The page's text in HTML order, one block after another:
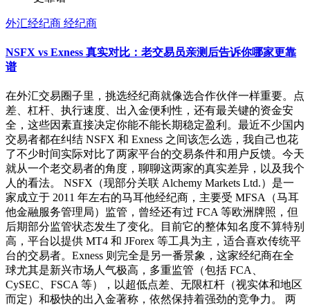
外汇经纪商 经纪商
NSFX vs Exness 真实对比：老交易员亲测后告诉你哪家更靠
谱
在外汇交易圈子里，挑选经纪商就像选合作伙伴一样重要。点
差、杠杆、执行速度、出入金便利性，还有最关键的资金安
全，这些因素直接决定你能不能长期稳定盈利。最近不少国内
交易者都在纠结 NSFX 和 Exness 之间该怎么选，我自己也花
了不少时间实际对比了两家平台的交易条件和用户反馈。今天
就从一个老交易者的角度，聊聊这两家的真实差异，以及我个
人的看法。 NSFX（现部分关联 Alchemy Markets Ltd.）是一
家成立于 2011 年左右的马耳他经纪商，主要受 MFSA（马耳
他金融服务管理局）监管，曾经还有过 FCA 等欧洲牌照，但
后期部分监管状态发生了变化。目前它的整体知名度不算特别
高，平台以提供 MT4 和 JForex 等工具为主，适合喜欢传统平
台的交易者。Exness 则完全是另一番景象，这家经纪商在全
球尤其是新兴市场人气极高，多重监管（包括 FCA、
CySEC、FSCA 等），以超低点差、无限杠杆（视实体和地区
而定）和极快的出入金著称，依然保持着强劲的竞争力。 两